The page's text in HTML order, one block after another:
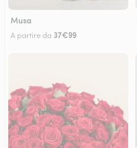
Musa
A partire da 37€99